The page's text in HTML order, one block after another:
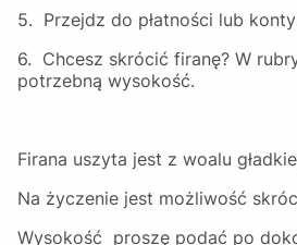
5. Przejdz do płatności lub
6. Chcesz skrócić firanę? W
potrzebną wysokość.
Firana uszyta jest z woalu
Na życzenie jest możliwość
Wysokość proszę podać po